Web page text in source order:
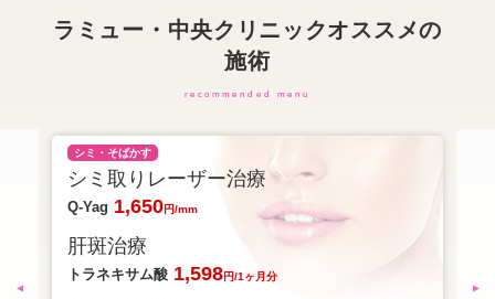
ラミュー・中央クリニックオススメの
施術
recommended menu
シミ・そばかす
シミ取りレーザー治療
Q-Yag 1,650円/mm
肝斑治療
トラネキサム酸 1,598円/1ヶ月分